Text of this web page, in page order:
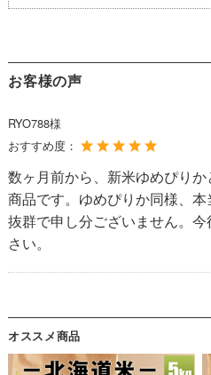
お客様の声
RYO788様
おすすめ度：
数ヶ月前から、新米ゆめぴり
商品です。ゆめぴりか同様、
抜群で申し分ございません。
さい。
オススメ商品